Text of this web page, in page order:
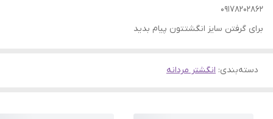
09178202862
برای گرفتن سایز انگشتتون پیام بدید
دسته‌بندی: انگشتر مردانه